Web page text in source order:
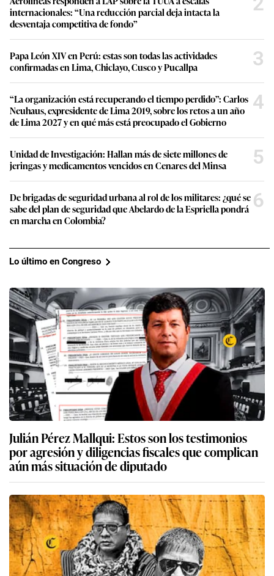
internacionales: “Una reducción parcial deja intacta la
desventaja competitiva de fondo”
Papa León XIV en Perú: estas son todas las actividades
confirmadas en Lima, Chiclayo, Cusco y Pucallpa
3
“La organización está recuperando el tiempo perdido”: Carlos
Neuhaus, expresidente de Lima 2019, sobre los retos a un año
de Lima 2027 y en qué más está preocupado el Gobierno
4
Unidad de Investigación: Hallan más de siete millones de
jeringas y medicamentos vencidos en Cenares del Minsa
5
De brigadas de seguridad urbana al rol de los militares: ¿qué se
sabe del plan de seguridad que Abelardo de la Espriella pondrá
en marcha en Colombia?
6
Lo último en Congreso
Julián Pérez Mallqui: Estos son los testimonios
por agresión y diligencias fiscales que complican
aún más situación de diputado